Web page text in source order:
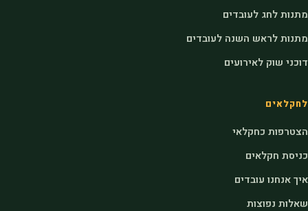
מתנות לחג לעובדים
מתנות לראש השנה לעובדים
דוכני שוק לאירועים
לחקלאים
הצטרפות כחקלאי
כניסת חקלאים
איך אנחנו עובדים
שאלות נפוצות